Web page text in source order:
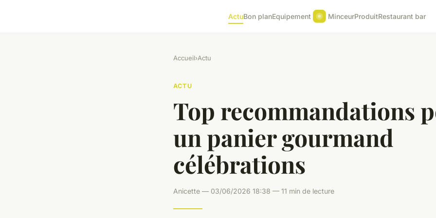
ActuBon planEquipement MinceurProduitRestaurant bar
Accueil›Actu
ACTU
Top recommandations
un panier gourmand
célébrations
Anicette — 03/06/2026 18:38 — 11 min de lecture